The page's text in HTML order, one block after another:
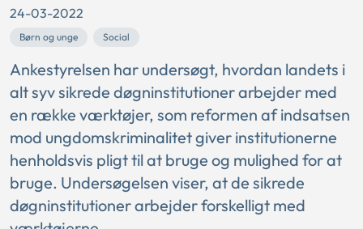
24-03-2022
Børn og unge Social
Ankestyrelsen har undersøgt, hvordan landets i
alt syv sikrede døgninstitutioner arbejder med
en række værktøjer, som reformen af indsatsen
mod ungdomskriminalitet giver institutionerne
henholdsvis pligt til at bruge og mulighed for at
bruge. Undersøgelsen viser, at de sikrede
døgninstitutioner arbejder forskelligt med